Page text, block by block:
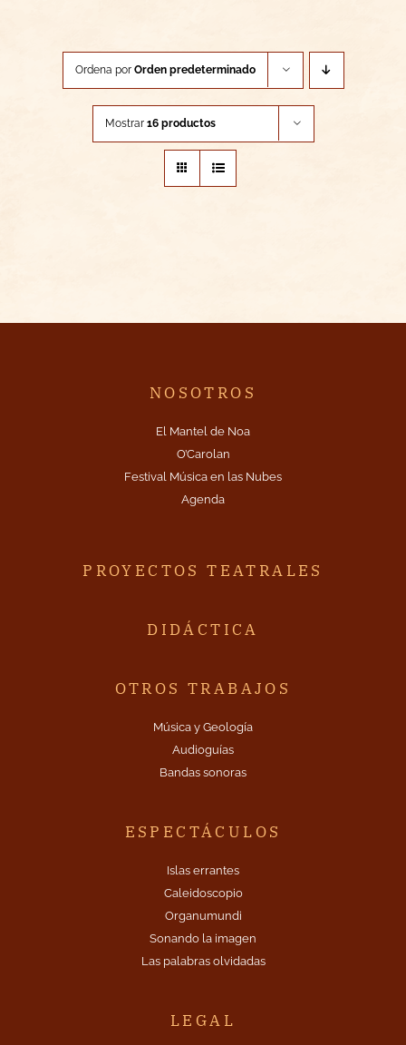
Ordena por Orden predeterminado
Mostrar 16 productos
NOSOTROS
El Mantel de Noa
O’Carolan
Festival Música en las Nubes
Agenda
ESPECTÁCULOS
Islas errantes
Caleidoscopio
Organumundi
Sonando la imagen
Las palabras olvidadas
PROYECTOS TEATRALES
DIDÁCTICA
OTROS TRABAJOS
Música y Geología
Audioguías
Bandas sonoras
LEGAL